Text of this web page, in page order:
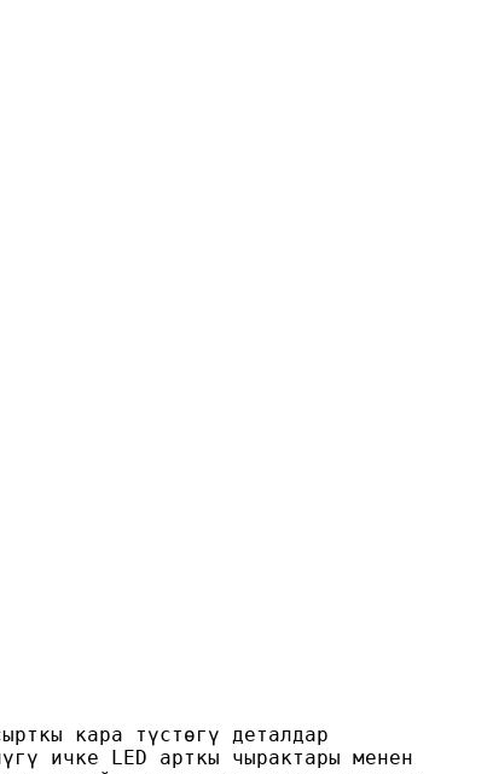
кара түстөгү деталдар
ичке LED арткы чырактары менен